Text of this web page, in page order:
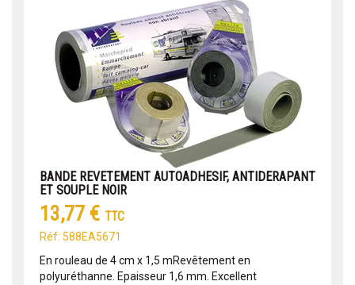
BANDE REVETEMENT AUTOADHESIF, ANTIDERAPANT
ET SOUPLE NOIR
13,77 € TTC
Réf: 588EA5671
En rouleau de 4 cm x 1,5 mRevêtement en
polyuréthanne. Epaisseur 1,6 mm. Excellent